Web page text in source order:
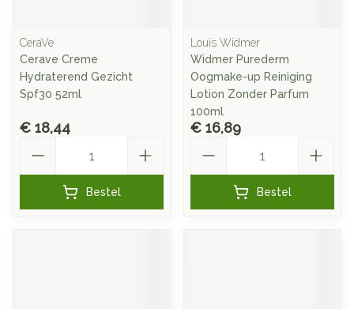
CeraVe
Cerave Creme
Hydraterend Gezicht
Spf30 52ml
€ 18,44
Bestel
Louis Widmer
Widmer Purederm
Oogmake-up Reiniging
Lotion Zonder Parfum
100ml
€ 16,89
Bestel